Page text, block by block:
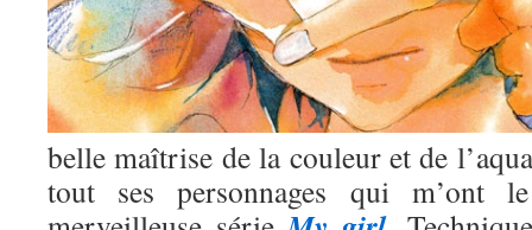
belle maîtrise de la couleur et de
tout ses personnages qui m’ont